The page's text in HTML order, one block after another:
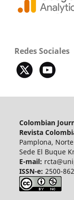
Redes Sociales
Colombian
Revista
Pamplona,
Sede El Buque
E-mail:
ISSN-e: 2500-